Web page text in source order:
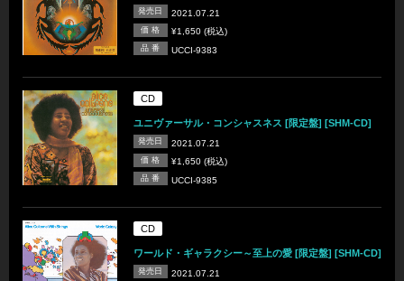
発売日 2021.07.21
価 格 ¥1,650 (税込)
品 番 UCCI-9383
CD
ユニヴァーサル・コンシャスネス [限定盤] [SHM-CD]
発売日 2021.07.21
価 格 ¥1,650 (税込)
品 番 UCCI-9385
CD
ワールド・ギャラクシー～至上の愛 [限定盤] [SHM-CD]
発売日 2021.07.21